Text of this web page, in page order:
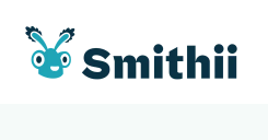
содержимому